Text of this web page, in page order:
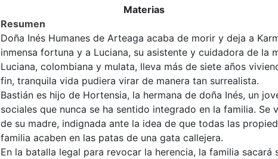
Materias
Resumen
Doña Inés Humanes de Arteaga acaba de morir y deja a
inmensa fortuna y a Luciana, su asistente y cuidadora de la
Luciana, colombiana y mulata, lleva más de siete años
fin, tranquila vida pudiera virar de manera tan surrealista.
Bastián es hijo de Hortensia, la hermana de doña Inés, un
sociales que nunca se ha sentido integrado en la familia. Se
de su madre, indignada ante la idea de que todas las
familia acaben en las patas de una gata callejera.
En la batalla legal para revocar la herencia, la familia sacará